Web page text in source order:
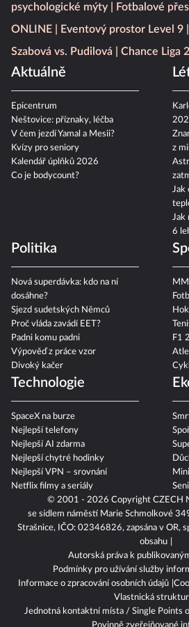
© 2001 - 2026 Copyright CZECH
se sídlem náměstí Marie Schmolkové
Strašnice, IČO: 02346826, zapsána v OR,
obsahu
Autorská práva k
Podmínky pro užívání služby
Informace o zpracování osobních údajů
Vlastnická
Jednotná kontaktní místa / Single Points
psychologické mýty
Fotbalové
ONLINE
Eventový prostor Level 9
Szabová vs. Pudilová
Chance Liga
Aktuálně
Epicentrum
Neštovice: příznaky, léčba
V čem jezdí Yamal a Mesii?
Kvízy pro seniory
Kalendář úplňků 2026
Co je bodycount?
z
Jak
Jak
6
Politika
Nová superdávka: kdo na ní
dosáhne?
Sjezd sudetských Němců
Proč vláda zavádí EET?
Padni komu padni
Výpověď z práce vzor
Divoký kačer
F1
Technologie
SpaceX na burze
Nejlepší telefony
Nejlepší AI zdarma
Nejlepší chytré hodinky
Nejlepší VPN – srovnání
Netflix filmy a seriály